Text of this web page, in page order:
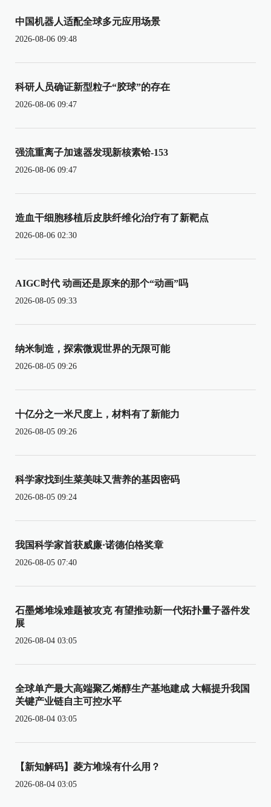
中国机器人适配全球多元应用场景
2026-08-06 09:48
科研人员确证新型粒子“胶球”的存在
2026-08-06 09:47
强流重离子加速器发现新核素铪-153
2026-08-06 09:47
造血干细胞移植后皮肤纤维化治疗有了新靶点
2026-08-06 02:30
AIGC时代 动画还是原来的那个“动画”吗
2026-08-05 09:33
纳米制造，探索微观世界的无限可能
2026-08-05 09:26
十亿分之一米尺度上，材料有了新能力
2026-08-05 09:26
科学家找到生菜美味又营养的基因密码
2026-08-05 09:24
我国科学家首获威廉·诺德伯格奖章
2026-08-05 07:40
石墨烯堆垛难题被攻克 有望推动新一代拓扑量子器件发
展
2026-08-04 03:05
全球单产最大高端聚乙烯醇生产基地建成 大幅提升我国
关键产业链自主可控水平
2026-08-04 03:05
【新知解码】菱方堆垛有什么用？
2026-08-04 03:05